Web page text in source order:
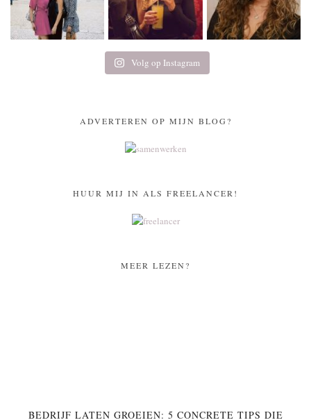
Volg op Instagram
ADVERTEREN OP MIJN BLOG?
HUUR MIJ IN ALS FREELANCER!
MEER LEZEN?
BEDRIJF LATEN GROEIEN: 5 CONCRETE TIPS DIE